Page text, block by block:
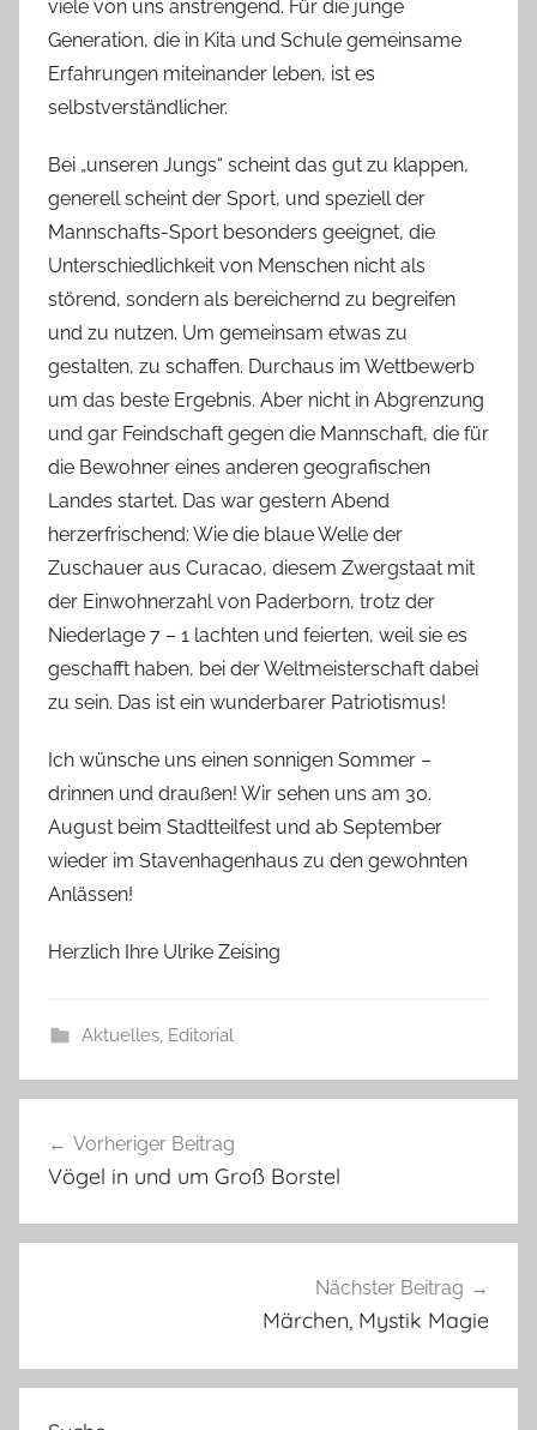
viele von uns anstrengend. Für die junge
Generation, die in Kita und Schule gemeinsame
Erfahrungen miteinander leben, ist es
selbstverständlicher.
Bei „unseren Jungs“ scheint das gut zu klappen,
generell scheint der Sport, und speziell der
Mannschafts-Sport besonders geeignet, die
Unterschiedlichkeit von Menschen nicht als
störend, sondern als bereichernd zu begreifen
und zu nutzen. Um gemeinsam etwas zu
gestalten, zu schaffen. Durchaus im Wettbewerb
um das beste Ergebnis. Aber nicht in Abgrenzung
und gar Feindschaft gegen die Mannschaft, die für
die Bewohner eines anderen geografischen
Landes startet. Das war gestern Abend
herzerfrischend: Wie die blaue Welle der
Zuschauer aus Curacao, diesem Zwergstaat mit
der Einwohnerzahl von Paderborn, trotz der
Niederlage 7 – 1 lachten und feierten, weil sie es
geschafft haben, bei der Weltmeisterschaft dabei
zu sein. Das ist ein wunderbarer Patriotismus!
Ich wünsche uns einen sonnigen Sommer –
drinnen und draußen! Wir sehen uns am 30.
August beim Stadtteilfest und ab September
wieder im Stavenhagenhaus zu den gewohnten
Anlässen!
Herzlich Ihre Ulrike Zeising
Aktuelles, Editorial
Vorheriger Beitrag
Vögel in und um Groß Borstel
Nächster Beitrag
Märchen, Mystik Magie